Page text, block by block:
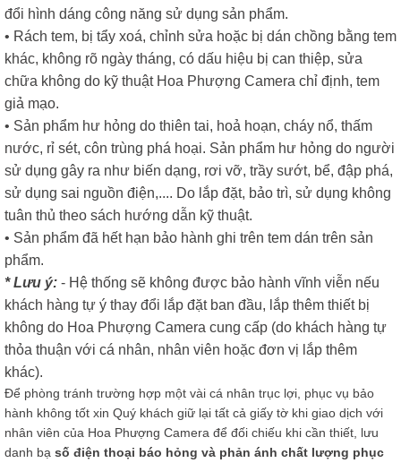
đổi hình dáng công năng sử dụng sản phẩm.
• Rách tem, bị tẩy xoá, chỉnh sửa hoặc bị dán chồng bằng tem
khác, không rõ ngày tháng, có dấu hiệu bị can thiệp, sửa
chữa không do kỹ thuật Hoa Phượng Camera chỉ định, tem
giả mạo.
• Sản phẩm hư hỏng do thiên tai, hoả hoạn, cháy nổ, thấm
nước, rỉ sét, côn trùng phá hoại. Sản phẩm hư hỏng do người
sử dụng gây ra như biến dạng, rơi vỡ, trầy sướt, bể, đập phá,
sử dụng sai nguồn điện,.... Do lắp đặt, bảo trì, sử dụng không
tuân thủ theo sách hướng dẫn kỹ thuật.
• Sản phẩm đã hết hạn bảo hành ghi trên tem dán trên sản
phẩm.
* Lưu ý: - Hệ thống sẽ không được bảo hành vĩnh viễn nếu
khách hàng tự ý thay đổi lắp đặt ban đầu, lắp thêm thiết bị
không do Hoa Phượng Camera cung cấp (do khách hàng tự
thỏa thuận với cá nhân, nhân viên hoặc đơn vị lắp thêm
khác).
Để phòng tránh trường hợp một vài cá nhân trục lợi, phục vụ bảo
hành không tốt xin Quý khách giữ lại tất cả giấy tờ khi giao dịch với
nhân viên của Hoa Phượng Camera để đối chiếu khi cần thiết, lưu
danh bạ số điện thoại báo hỏng và phản ánh chất lượng phục